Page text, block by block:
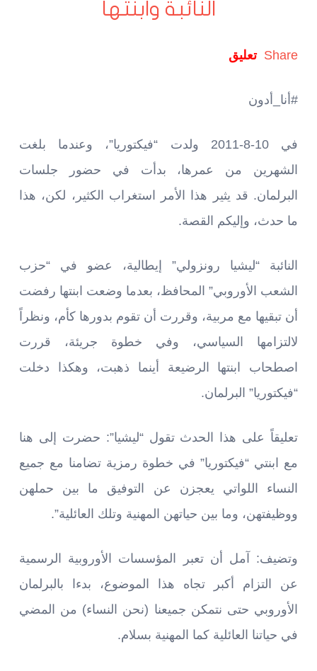
النائبة وابنتها
Share تعليق
#أنا_أدون
في 10-8-2011 ولدت “فيكتوريا”، وعندما بلغت
الشهرين من عمرها، بدأت في حضور جلسات
البرلمان. قد يثير هذا الأمر استغراب الكثير، لكن، هذا
ما حدث، وإليكم القصة.
النائبة “ليشيا رونزولي” إيطالية، عضو في “حزب
الشعب الأوروبي” المحافظ، بعدما وضعت ابنتها رفضت
أن تبقيها مع مربية، وقررت أن تقوم بدورها كأم، ونظراً
لالتزامها السياسي، وفي خطوة جريئة، قررت
اصطحاب ابنتها الرضيعة أينما ذهبت، وهكذا دخلت
“فيكتوريا” البرلمان.
تعليقاً على هذا الحدث تقول “ليشيا”: حضرت إلى هنا
مع ابنتي “فيكتوريا” في خطوة رمزية تضامنا مع جميع
النساء اللواتي يعجزن عن التوفيق ما بين حملهن
ووظيفتهن، وما بين حياتهن المهنية وتلك العائلية”.
وتضيف: آمل أن تعبر المؤسسات الأوروبية الرسمية
عن التزام أكبر تجاه هذا الموضوع، بدءا بالبرلمان
الأوروبي حتى نتمكن جميعنا (نحن النساء) من المضي
في حياتنا العائلية كما المهنية بسلام.